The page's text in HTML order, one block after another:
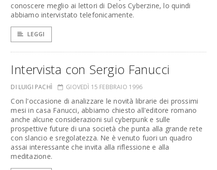
conoscere meglio ai lettori di Delos Cyberzine, lo quindi
abbiamo intervistato telefonicamente.
LEGGI
Intervista con Sergio Fanucci
DI LUIGI PACHÌ GIOVEDÌ 15 FEBBRAIO 1996
Con l'occasione di analizzare le novità librarie dei prossimi
mesi in casa Fanucci, abbiamo chiesto all'editore romano
anche alcune considerazioni sul cyberpunk e sulle
prospettive future di una società che punta alla grande rete
con slancio e sregolatezza. Ne è venuto fuori un quadro
assai interessante che invita alla riflessione e alla
meditazione.